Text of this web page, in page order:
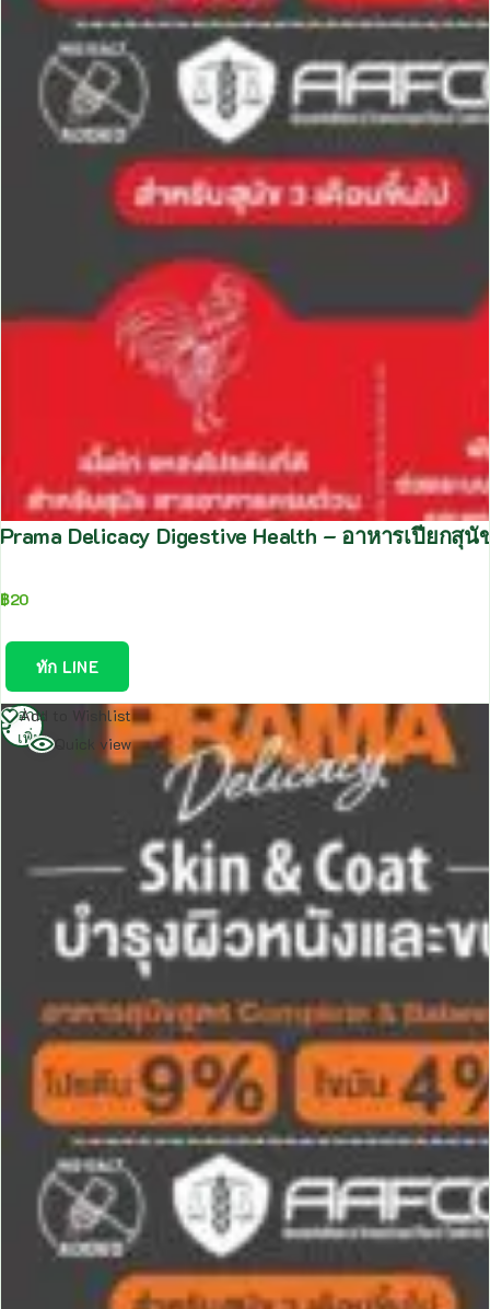
Prama Delicacy Digestive Health – อาหารเปียก
฿20
ทัก LINE
Add to Wishlist
Quick view
อ่าน
เพิ่ม